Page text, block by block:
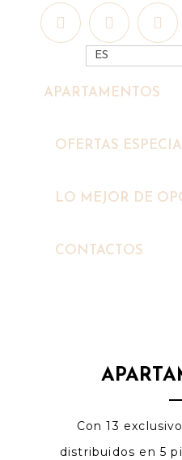
ES
APARTAMENTOS
OFERTAS
LO MEJOR DE
CONTACTOS
Con 13
distribuidos en 5